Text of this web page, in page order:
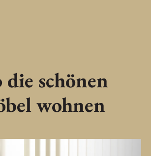
die schönen
wohnen